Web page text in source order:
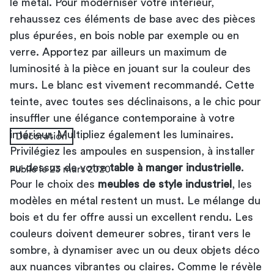
le métal. Pour moderniser votre intérieur,
rehaussez ces éléments de base avec des pièces
plus épurées, en bois noble par exemple ou en
verre. Apportez par ailleurs un maximum de
luminosité à la pièce en jouant sur la couleur des
murs. Le blanc est vivement recommandé. Cette
teinte, avec toutes ses déclinaisons, a le chic pour
insuffler une élégance contemporaine à votre
intérieur. Multipliez également les luminaires.
Privilégiez les ampoules en suspension, à installer
au-dessus de votretable à manger industrielle.
Pour le choix des meubles de style industriel , les
modèles en métal restent un must. Le mélange du
bois et du fer offre aussi un excellent rendu. Les
couleurs doivent demeurer sobres, tirant vers le
sombre, à dynamiser avec un ou deux objets déco
aux nuances vibrantes ou claires. Comme le révèle
Décoration
Publié le 23 mars 2020